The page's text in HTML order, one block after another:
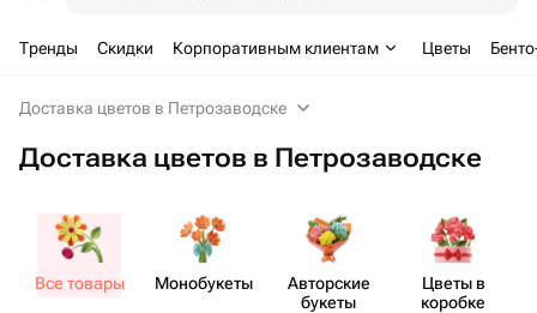
Тренды Скидки Корпоративным клиентам Цветы
Доставка цветов в Петрозаводске
Доставка цветов в Петрозаводске
Все товары Моно​букеты
Авторские
букеты
Цветы в
коробке